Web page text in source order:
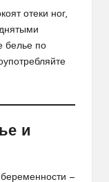
отеки ног,
белье по
и
—